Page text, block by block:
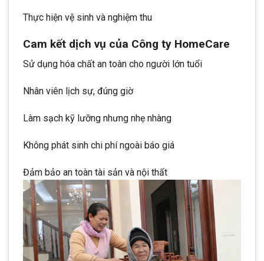
Thực hiện vệ sinh và nghiệm thu
Cam kết dịch vụ của Công ty HomeCare
Sử dụng hóa chất an toàn cho người lớn tuổi
Nhân viên lịch sự, đúng giờ
Làm sạch kỹ lưỡng nhưng nhẹ nhàng
Không phát sinh chi phí ngoài báo giá
Đảm bảo an toàn tài sản và nội thất